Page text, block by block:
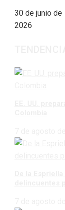
30 de junio de
2026